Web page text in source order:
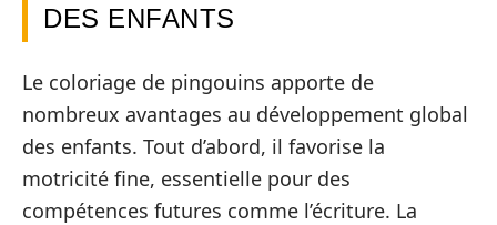
DES ENFANTS
Le coloriage de pingouins apporte de
nombreux avantages au développement global
des enfants. Tout d’abord, il favorise la
motricité fine, essentielle pour des
compétences futures comme l’écriture. La